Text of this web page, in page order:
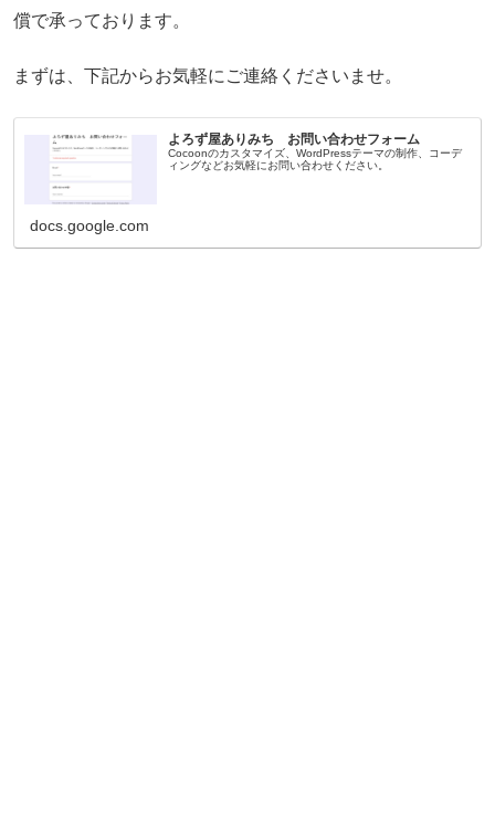
償で承っております。
まずは、下記からお気軽にご連絡くださいませ。
よろず屋ありみち お問い合わせフォーム
Cocoonのカスタマイズ、WordPressテーマの制作、コーデ
ィングなどお気軽にお問い合わせください。
docs.google.com